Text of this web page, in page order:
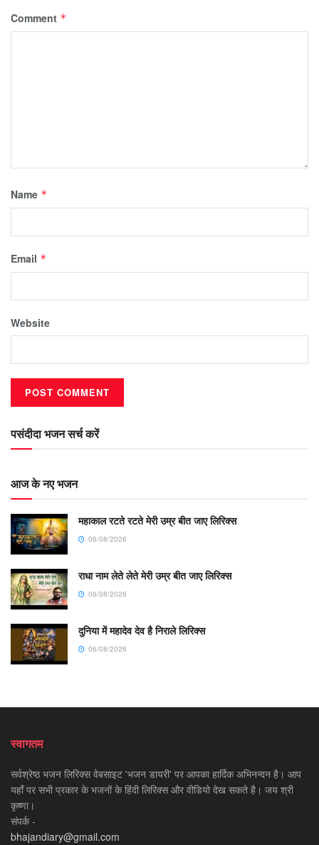
Comment *
Name *
Email *
Website
पसंदीदा भजन सर्च करें
आज के नए भजन
महाकाल रटते रटते मेरी उम्र बीत जाए लिरिक्स
06/08/2026
राधा नाम लेते लेते मेरी उम्र बीत जाए लिरिक्स
06/08/2026
दुनिया में महादेव देव है निराले लिरिक्स
06/08/2026
स्वागतम
सर्वश्रेष्ठ भजन लिरिक्स वेबसाइट 'भजन डायरी' पर आपका हार्दिक अभिनन्दन है। आप
यहाँ पर सभी प्रकार के भजनों के हिंदी लिरिक्स और वीडियो देख सकते है। जय श्री
कृष्णा।
संपर्क -
bhajandiary@gmail.com